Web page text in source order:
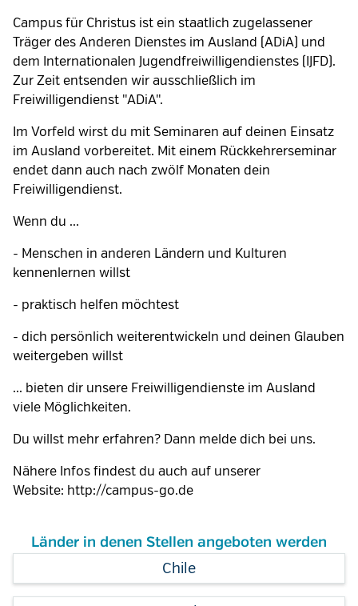
Campus für Christus ist ein staatlich zugelassener
Träger des Anderen Dienstes im Ausland (ADiA) und
dem Internationalen Jugendfreiwilligendienstes (IJFD).
Zur Zeit entsenden wir ausschließlich im
Freiwilligendienst "ADiA".
Im Vorfeld wirst du mit Seminaren auf deinen Einsatz
im Ausland vorbereitet. Mit einem Rückkehrerseminar
endet dann auch nach zwölf Monaten dein
Freiwilligendienst.
Wenn du ...
- Menschen in anderen Ländern und Kulturen
kennenlernen willst
- praktisch helfen möchtest
- dich persönlich weiterentwickeln und deinen Glauben
weitergeben willst
... bieten dir unsere Freiwilligendienste im Ausland
viele Möglichkeiten.
Du willst mehr erfahren? Dann melde dich bei uns.
Nähere Infos findest du auch auf unserer
Website: http://campus-go.de
Länder in denen Stellen angeboten werden
Chile